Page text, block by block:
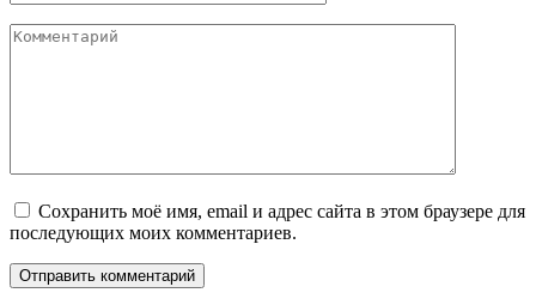
Комментарий
Сохранить моё имя, email и адрес сайта в этом браузере для
последующих моих комментариев.